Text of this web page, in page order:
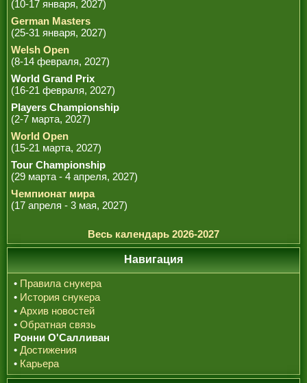
(10-17 января, 2027)
German Masters
(25-31 января, 2027)
Welsh Open
(8-14 февраля, 2027)
World Grand Prix
(16-21 февраля, 2027)
Players Championship
(2-7 марта, 2027)
World Open
(15-21 марта, 2027)
Tour Championship
(29 марта - 4 апреля, 2027)
Чемпионат мира
(17 апреля - 3 мая, 2027)
Весь календарь 2026-2027
Навигация
• Правила снукера
• История снукера
• Архив новостей
• Обратная связь
Ронни О'Салливан
• Достижения
• Карьера